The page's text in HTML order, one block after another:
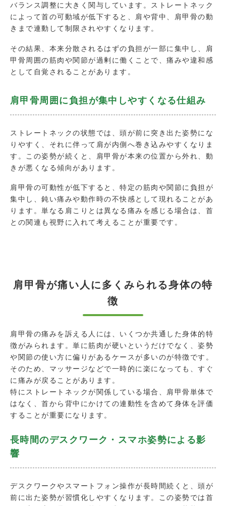
バランス調整に大きく関与しています。ストレートネック
によって首の可動域が低下すると、肩や背中、肩甲骨の動
きまで連動して制限されやすくなります。
その結果、本来分散されるはずの負担が一部に集中し、肩
甲骨周囲の筋肉や関節が過剰に働くことで、痛みや違和感
として自覚されることがあります。
肩甲骨周囲に負担が集中しやすくなる仕組み
ストレートネックの状態では、頭が前に突き出た姿勢にな
りやすく、それに伴って肩が内側へ巻き込みやすくなりま
す。この姿勢が続くと、肩甲骨が本来の位置から外れ、動
きが悪くなる傾向があります。
肩甲骨の可動性が低下すると、特定の筋肉や関節に負担が
集中し、鈍い痛みや動作時の不快感として現れることがあ
ります。単なる肩こりとは異なる痛みを感じる場合は、首
との関連も視野に入れて考えることが重要です。
肩甲骨が痛い人に多くみられる身体の特
徴
肩甲骨の痛みを訴える人には、いくつか共通した身体的特
徴がみられます。単に筋肉が硬いというだけでなく、姿勢
や関節の使い方に偏りがあるケースが多いのが特徴です。
そのため、マッサージなどで一時的に楽になっても、すぐ
に痛みが戻ることがあります。
特にストレートネックが関係している場合、肩甲骨単体で
はなく、首から背中にかけての連動性を含めて身体を評価
することが重要になります。
長時間のデスクワーク・スマホ姿勢による影
響
デスクワークやスマートフォン操作が長時間続くと、頭が
前に出た姿勢が習慣化しやすくなります。この姿勢では首